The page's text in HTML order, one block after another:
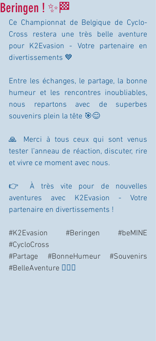
Beringen ! ✨🏁
Ce Championnat de Belgique de Cyclo-
Cross restera une très belle aventure
pour K2Evasion - Votre partenaire en
divertissements 💙
Entre les échanges, le partage, la bonne
humeur et les rencontres inoubliables,
nous repartons avec de superbes
souvenirs plein la tête 🎯😊
🙏 Merci à tous ceux qui sont venus
tester l’anneau de réaction, discuter, rire
et vivre ce moment avec nous.
👉 À très vite pour de nouvelles
aventures avec K2Evasion - Votre
partenaire en divertissements !
#K2Evasion #Beringen
#beMINE
#CycloCross
#Partage
#BonneHumeur
#Souvenirs
#BelleAventure 🚴‍♂️✨